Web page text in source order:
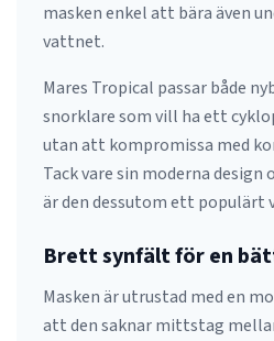
masken enkel att bära även
vattnet.
Mares Tropical passar både
snorklare som vill ha ett
utan att kompromissa med
Tack vare sin moderna
är den dessutom ett populärt
Brett synfält för en
Masken är utrustad med en
att den saknar mittstag